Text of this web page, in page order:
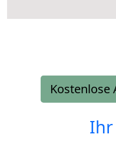
Kostenlose
Ihr